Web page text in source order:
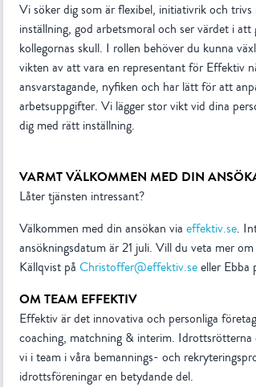
Vi söker dig som är flexibel, initiativrik och
inställning, god arbetsmoral och ser värdet i
kollegornas skull. I rollen behöver du kunna
vikten av att vara en representant för Effektiv
ansvarstagande, nyfiken och har lätt för att
arbetsuppgifter. Vi lägger stor vikt vid dina
dig med rätt inställning.
VARMT VÄLKOMMEN MED DIN
Låter tjänsten intressant?
Välkommen med din ansökan via effektiv.se.
ansökningsdatum är 21 juli. Vill du veta mer
Källqvist på Christoffer@effektiv.seeller Ebba
OM TEAM EFFEKTIV
Effektiv är det innovativa och personliga
coaching, matchning & interim. Idrottsrötterna
vi i team i våra bemannings- och
idrottsföreningar en betydande del.